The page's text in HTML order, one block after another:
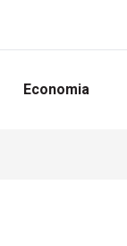
Economia